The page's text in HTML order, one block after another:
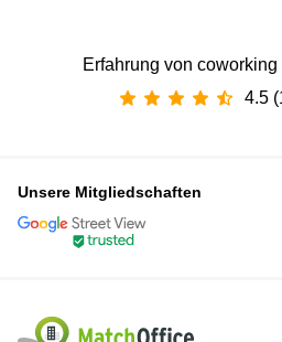
Erfahrung von
4.5
Unsere Mitgliedschaften